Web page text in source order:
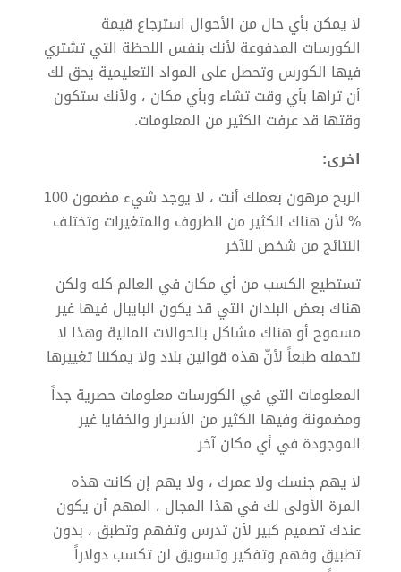
لا يمكن بأي حال من الأحوال استرجاع قيمة
الكورسات المدفوعة لأنك بنفس اللحظة التي تشتري
فيها الكورس وتحصل على المواد التعليمية يحق لك
أن تراها بأي وقت تشاء وبأي مكان ، ولأنك ستكون
وقتها قد عرفت الكثير من المعلومات.
اخرى:
الربح مرهون بعملك أنت ، لا يوجد شيء مضمون 100
% لأن هناك الكثير من الظروف والمتغيرات وتختلف
النتائج من شخص للآخر
تستطيع الكسب من أي مكان في العالم كله ولكن
هناك بعض البلدان التي قد يكون البايبال فيها غير
مسموح أو هناك مشاكل بالحوالات المالية وهذا لا
نتحمله طبعاً لأنّ هذه قوانين بلاد ولا يمكننا تغييرها
المعلومات التي في الكورسات معلومات حصرية جداً
ومضمونة وفيها الكثير من الأسرار والخفايا غير
الموجودة في أي مكان آخر
لا يهم جنسك ولا عمرك ، ولا يهم إن كانت هذه
المرة الأولى لك في هذا المجال ، المهم أن يكون
عندك تصميم كبير لأن تدرس وتفهم وتطبق ، بدون
تطبيق وفهم وتفكير وتسويق لن تكسب دولاراً